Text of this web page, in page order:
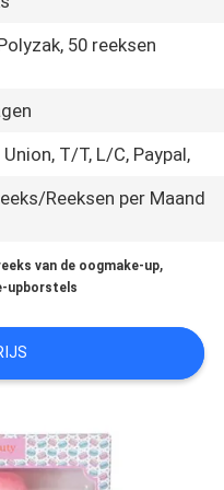
50 reeksen
T/T, L/C, Paypal,
Reeksen per Maand
van de oogmake-up,
upborstels